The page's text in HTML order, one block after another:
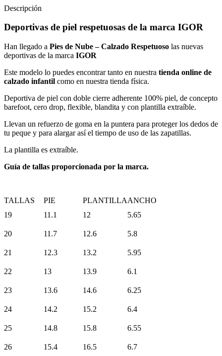
Descripción
Deportivas de piel respetuosas de la marca IGOR
Han llegado a Pies de Nube – Calzado Respetuoso las nuevas
deportivas de la marca IGOR
Este modelo lo puedes encontrar tanto en nuestra tienda online de
calzado infantil como en nuestra tienda física.
Deportiva de piel con doble cierre adherente 100% piel, de concepto
barefoot, cero drop, flexible, blandita y con plantilla extraíble.
Llevan un refuerzo de goma en la puntera para proteger los dedos de
tu peque y para alargar así el tiempo de uso de las zapatillas.
La plantilla es extraíble.
Guía de tallas proporcionada por la marca.
TALLAS PIE PLANTILLAANCHO
19
11.1 12 5.65
20 11.7 12.6 5.8
21 12.3 13.2 5.95
22 13 13.9 6.1
23 13.6 14.6 6.25
24 14.2 15.2 6.4
25 14.8 15.8 6.55
26 15.4 16.5 6.7